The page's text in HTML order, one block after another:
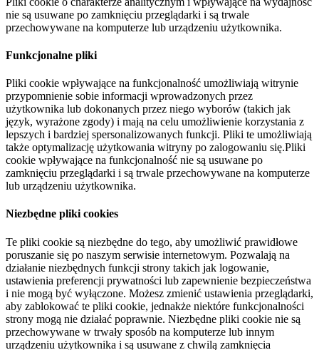
nie są usuwane po zamknięciu przeglądarki i są trwale
przechowywane na komputerze lub urządzeniu użytkownika.
Funkcjonalne pliki
Pliki cookie wpływające na funkcjonalność umożliwiają witrynie
przypomnienie sobie informacji wprowadzonych przez
użytkownika lub dokonanych przez niego wyborów (takich jak
język, wyrażone zgody) i mają na celu umożliwienie korzystania z
lepszych i bardziej spersonalizowanych funkcji. Pliki te umożliwiają
także optymalizację użytkowania witryny po zalogowaniu się.Pliki
cookie wpływające na funkcjonalność nie są usuwane po
zamknięciu przeglądarki i są trwale przechowywane na komputerze
lub urządzeniu użytkownika.
Niezbędne pliki cookies
Te pliki cookie są niezbędne do tego, aby umożliwić prawidłowe
poruszanie się po naszym serwisie internetowym. Pozwalają na
działanie niezbędnych funkcji strony takich jak logowanie,
ustawienia preferencji prywatności lub zapewnienie bezpieczeństwa
i nie mogą być wyłączone. Możesz zmienić ustawienia przeglądarki,
aby zablokować te pliki cookie, jednakże niektóre funkcjonalności
strony mogą nie działać poprawnie. Niezbędne pliki cookie nie są
przechowywane w trwały sposób na komputerze lub innym
urządzeniu użytkownika i są usuwane z chwilą zamknięcia